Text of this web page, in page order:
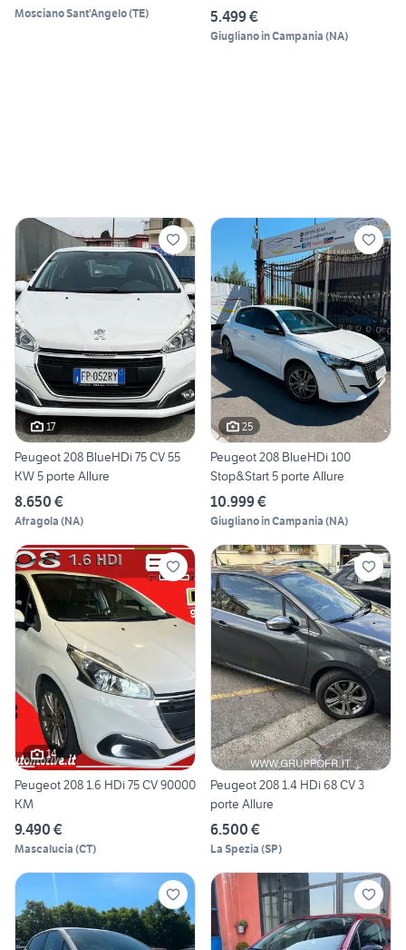
Mosciano Sant'Angelo(TE) 5.499 €
Giugliano in Campania (NA)
17
Peugeot 208 BlueHDi 75 CV 55
KW 5 porte Allure
8.650 €
Afragola (NA)
25
Peugeot 208 BlueHDi 100
Stop&Start 5 porte Allure
10.999 €
Giugliano in Campania (NA)
14
Peugeot 208 1.6 HDi 75 CV 90000
KM
9.490 €
Mascalucia (CT)
Peugeot 208 1.4 HDi 68 CV 3
porte Allure
6.500 €
La Spezia (SP)